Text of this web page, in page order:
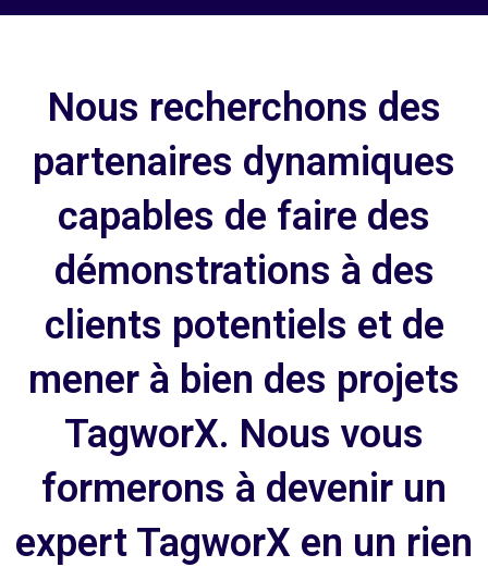
Nous recherchons des
partenaires dynamiques
capables de faire des
démonstrations à des
clients potentiels et de
mener à bien des projets
TagworX. Nous vous
formerons à devenir un
expert TagworX en un rien